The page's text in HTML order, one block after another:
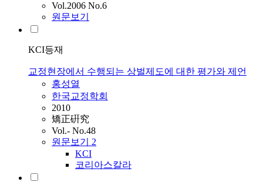
Vol.2006 No.6
원문보기
KCI등재
교정현장에서 수행되는 상벌제도에 대한 평가와 제언
홍성열
한국교정학회
2010
矯正硏究
Vol.- No.48
원문보기 2
KCI
코리아스칼라